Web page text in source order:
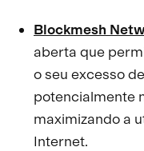
Blockmesh
aberta que
o seu excesso
potencialmente
maximizando a
Internet.